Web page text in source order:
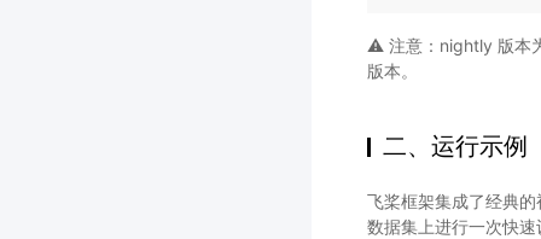
⚠️ 注意：nightly 版本
版本。
二、运行示例
飞桨框架集成了经典
数据集上进行一次快